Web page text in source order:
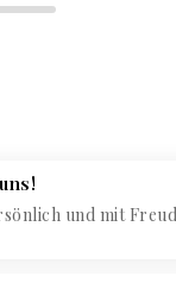
und mit